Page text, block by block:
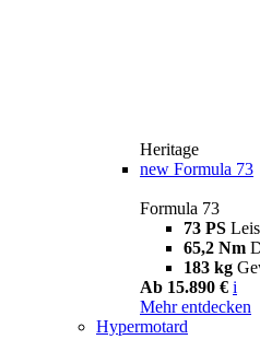
Heritage
new Formula 73
Formula 73
73 PS
65,2 Nm
183 kg
Ab 15.890 € i
Mehr entdecken
Hypermotard